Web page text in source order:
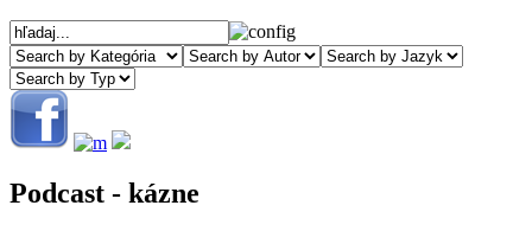
Podcast - kázne